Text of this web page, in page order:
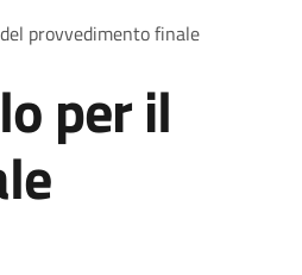
provvedimento finale
per il